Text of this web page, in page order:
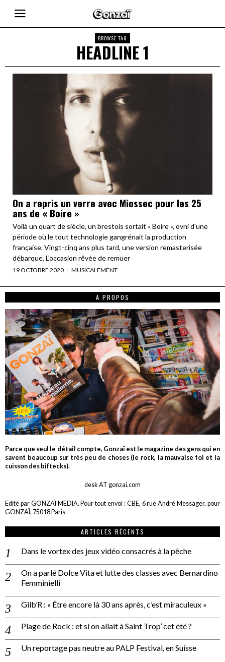
BROWSE TAG
HEADLINE 1
On a repris un verre avec Miossec pour les 25
ans de « Boire »
Voilà un quart de siècle, un brestois sortait « Boire », ovni d'une
période où le tout technologie gangrénait la production
française. Vingt-cinq ans plus tard, une version remasterisée
débarque. L'occasion rêvée de remuer
19 OCTOBRE 2020 MUSICALEMENT
A PROPOS
Parce que seul le détail compte, Gonzaï est le magazine des gens qui en
savent beaucoup sur très peu de choses (le rock, la mauvaise foi et la
cuisson des biftecks).
desk AT gonzai.com
Edité par GONZAÏ MEDIA. Pour tout envoi : CBE, 6 rue André Messager, pour
GONZAÏ, 75018 Paris
ARTICLES RÉCENTS
Dans le vortex des jeux vidéo consacrés à la pêche
On a parlé Dolce Vita et lutte des classes avec Bernardino
Femminielli
Gilb’R : « Être encore là 30 ans après, c’est miraculeux »
Plage de Rock : et si on allait à Saint Trop’ cet été ?
Un reportage pas neutre au PALP Festival, en Suisse